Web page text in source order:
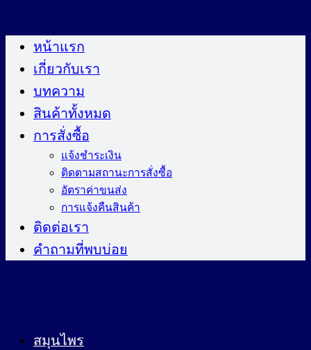
ไป
หน้าแรก
เกี่ยวกับเรา
บทความ
สินค้าทั้งหมด
การสั่งซื้อ
แจ้งชำระเงิน
ติดตามสถานะการสั่งซื้อ
อัตราค่าขนส่ง
การแจ้งคืนสินค้า
ติดต่อเรา
คำถามที่พบบ่อย
สมุนไพร